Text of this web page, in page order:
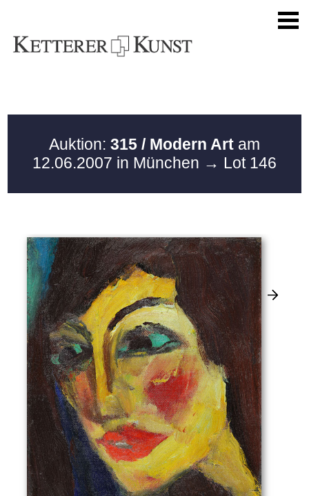
Auktion: 315 / Modern Art am
12.06.2007 in München → Lot 146